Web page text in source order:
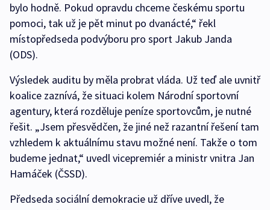
bylo hodně. Pokud opravdu chceme českému sportu
pomoci, tak už je pět minut po dvanácté,“ řekl
místopředseda podvýboru pro sport Jakub Janda
(ODS).
Výsledek auditu by měla probrat vláda. Už teď ale uvnitř
koalice zaznívá, že situaci kolem Národní sportovní
agentury, která rozděluje peníze sportovcům, je nutné
řešit. „Jsem přesvědčen, že jiné než razantní řešení tam
vzhledem k aktuálnímu stavu možné není. Takže o tom
budeme jednat,“ uvedl vicepremiér a ministr vnitra Jan
Hamáček (ČSSD).
Předseda sociální demokracie už dříve uvedl, že